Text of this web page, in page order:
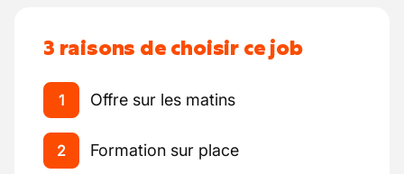
3 raisons de choisir ce job
1 Offre sur les matins
2 Formation sur place